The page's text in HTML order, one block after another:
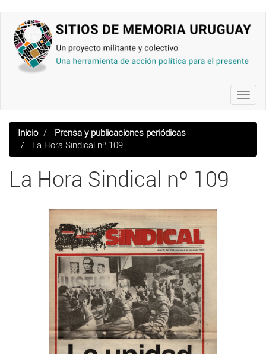
contenido
principal
Inicio
Prensa y publicaciones periódicas
La Hora Sindical nº 109
La Hora Sindical nº 109